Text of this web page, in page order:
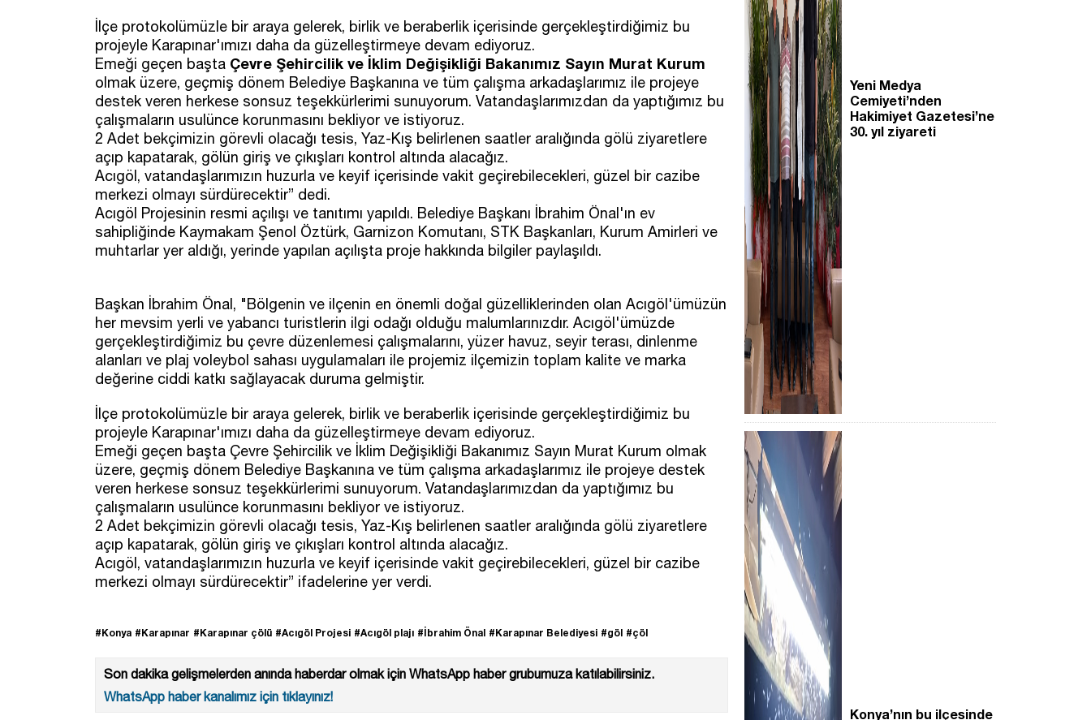
İlçe protokolümüzle bir araya gelerek, birlik ve beraberlik içerisinde gerçekleştirdiğimiz bu
projeyle Karapınar'ımızı daha da güzelleştirmeye devam ediyoruz.
Emeği geçen başta Çevre Şehircilik ve İklim Değişikliği Bakanımız Sayın Murat Kurum
olmak üzere, geçmiş dönem Belediye Başkanına ve tüm çalışma arkadaşlarımız ile projeye
destek veren herkese sonsuz teşekkürlerimi sunuyorum. Vatandaşlarımızdan da yaptığımız bu
çalışmaların usulünce korunmasını bekliyor ve istiyoruz.
2 Adet bekçimizin görevli olacağı tesis, Yaz-Kış belirlenen saatler aralığında gölü ziyaretlere
açıp kapatarak, gölün giriş ve çıkışları kontrol altında alacağız.
Acıgöl, vatandaşlarımızın huzurla ve keyif içerisinde vakit geçirebilecekleri, güzel bir cazibe
merkezi olmayı sürdürecektir” dedi.
Acıgöl Projesinin resmi açılışı ve tanıtımı yapıldı. Belediye Başkanı İbrahim Önal'ın ev
sahipliğinde Kaymakam Şenol Öztürk, Garnizon Komutanı, STK Başkanları, Kurum Amirleri ve
muhtarlar yer aldığı, yerinde yapılan açılışta proje hakkında bilgiler paylaşıldı.
Başkan İbrahim Önal, "Bölgenin ve ilçenin en önemli doğal güzelliklerinden olan Acıgöl'ümüzün
her mevsim yerli ve yabancı turistlerin ilgi odağı olduğu malumlarınızdır. Acıgöl'ümüzde
gerçekleştirdiğimiz bu çevre düzenlemesi çalışmalarını, yüzer havuz, seyir terası, dinlenme
alanları ve plaj voleybol sahası uygulamaları ile projemiz ilçemizin toplam kalite ve marka
değerine ciddi katkı sağlayacak duruma gelmiştir.
İlçe protokolümüzle bir araya gelerek, birlik ve beraberlik içerisinde gerçekleştirdiğimiz bu
projeyle Karapınar'ımızı daha da güzelleştirmeye devam ediyoruz.
Emeği geçen başta Çevre Şehircilik ve İklim Değişikliği Bakanımız Sayın Murat Kurum olmak
üzere, geçmiş dönem Belediye Başkanına ve tüm çalışma arkadaşlarımız ile projeye destek
veren herkese sonsuz teşekkürlerimi sunuyorum. Vatandaşlarımızdan da yaptığımız bu
çalışmaların usulünce korunmasını bekliyor ve istiyoruz.
2 Adet bekçimizin görevli olacağı tesis, Yaz-Kış belirlenen saatler aralığında gölü ziyaretlere
açıp kapatarak, gölün giriş ve çıkışları kontrol altında alacağız.
Acıgöl, vatandaşlarımızın huzurla ve keyif içerisinde vakit geçirebilecekleri, güzel bir cazibe
merkezi olmayı sürdürecektir” ifadelerine yer verdi.
#Konya #Karapınar #Karapınar çölü #Acıgöl Projesi #Acıgöl plajı #İbrahim Önal #Karapınar Belediyesi #göl #çöl
Son dakika gelişmelerden anında haberdar olmak için WhatsApp haber grubumuza katılabilirsiniz.
WhatsApp haber kanalımız için tıklayınız!
Yeni Medya
Cemiyeti’nden
Hakimiyet Gazetesi’ne
30. yıl ziyareti
Konya’nın bu ilçesinde